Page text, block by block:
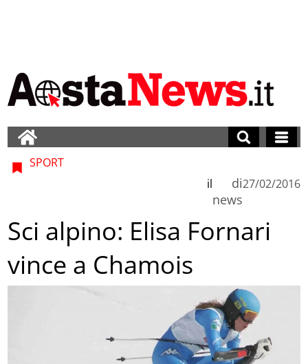
SPORT
di
news
il 27/02/2016
Sci alpino: Elisa Fornari
vince a Chamois